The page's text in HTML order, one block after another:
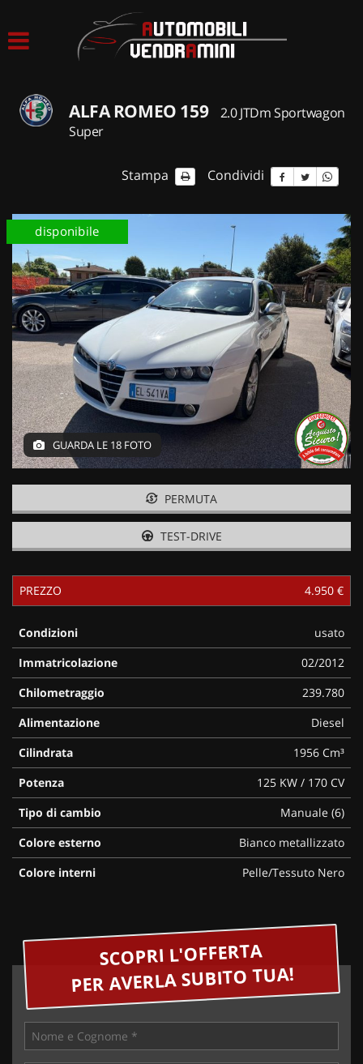
ACQUISTIAMO USATO
CONTATTI
ALFA ROMEO 159
2.0 JTDm Sportwagon
Super
Stampa Condividi
disponibile
GUARDA LE 18 FOTO
PERMUTA
TEST-DRIVE
PREZZO 4.950 €
Condizioni
usato
Immatricolazione
02/2012
Chilometraggio
239.780
Alimentazione
Diesel
Cilindrata
1956 Cm³
Potenza
125 KW / 170 CV
Tipo di cambio
Manuale (6)
Colore esterno
Bianco metallizzato
Colore interni
Pelle/Tessuto Nero
SCOPRI L'OFFERTA
PER AVERLA SUBITO TUA!